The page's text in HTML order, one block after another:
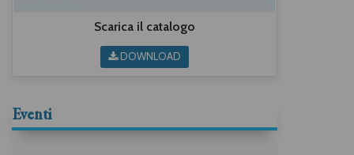
Scarica il catalogo
DOWNLOAD
Eventi